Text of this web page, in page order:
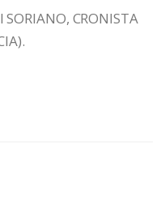
SORIANO, CRONISTA
(VALENCIA).